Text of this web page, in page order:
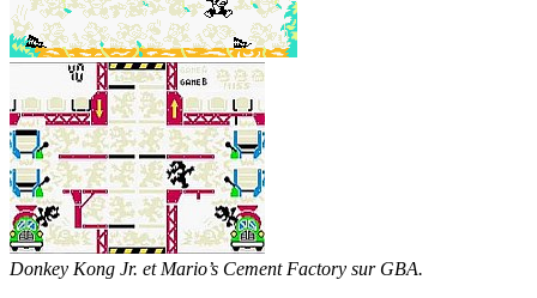
Donkey Kong Jr. et Mario’s Cement Factory sur GBA.